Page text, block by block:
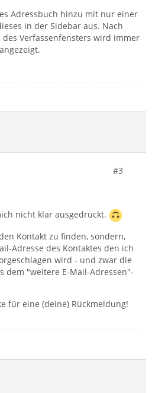
Adressbuch hinzu mit nur einer
in der Sidebar aus. Nach
Verfassenfensters wird immer
#3
nicht klar ausgedrückt.
Kontakt zu finden, sondern,
Adresse des Kontaktes den ich
wird - und zwar die
dem "weitere E-Mail-Adressen"-
für eine (deine) Rückmeldung!